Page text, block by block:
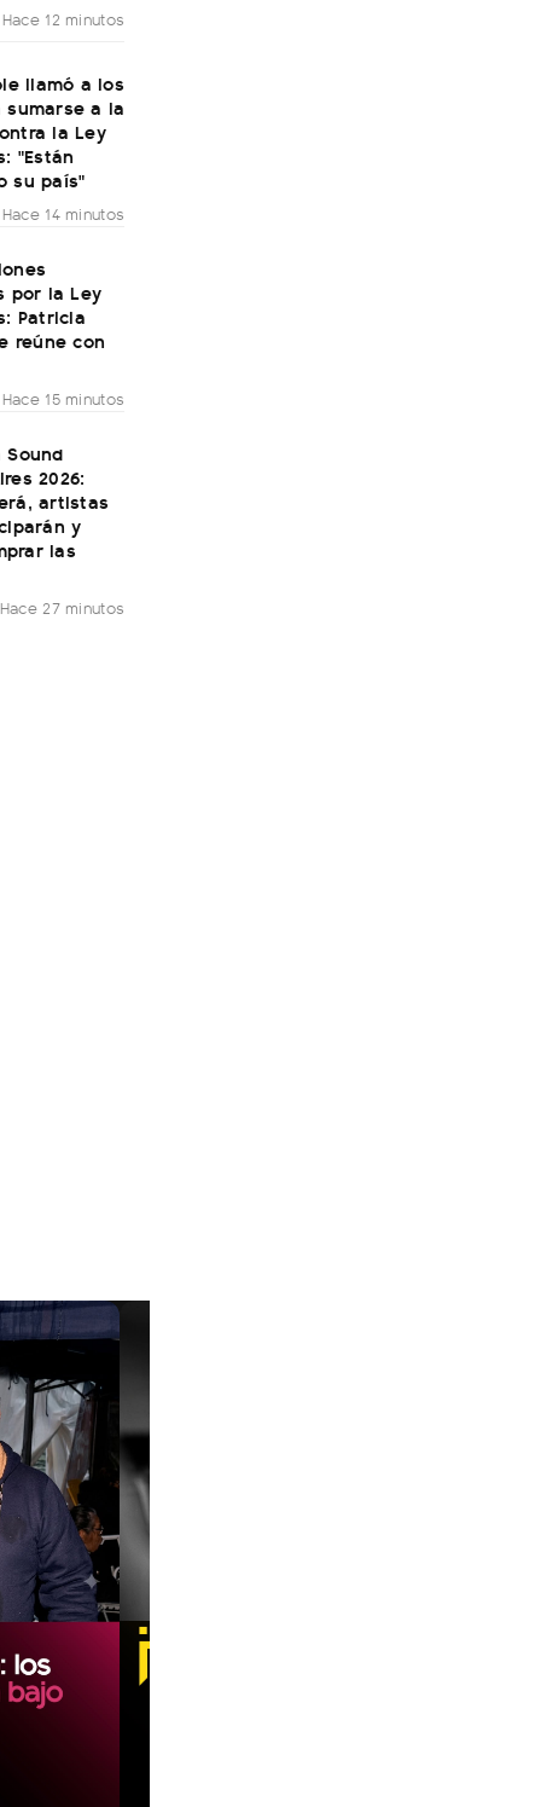
Hace 12 minutos
llamó a los
sumarse a la
la Ley
"Están
su país"
Hace 14 minutos
por la Ley
Patricia
reúne con
Hace 15 minutos
Sound
2026:
artistas
y
las
Hace 27 minutos